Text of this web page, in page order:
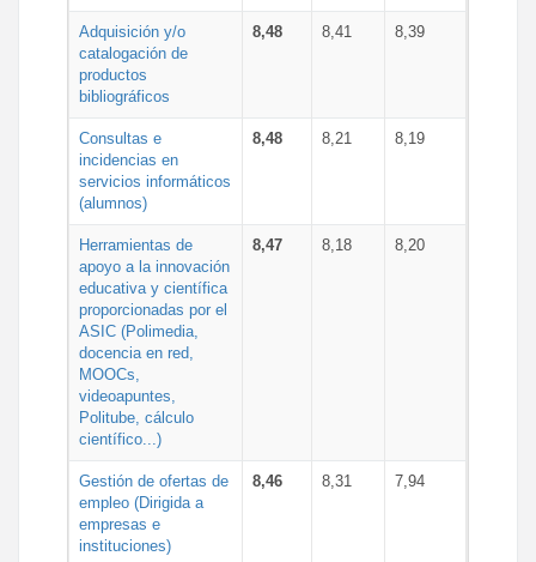
Adquisición y/o
catalogación de
productos
bibliográficos
8,48 8,41 8,39
Consultas e
incidencias en
servicios informáticos
(alumnos)
8,48 8,21 8,19
Herramientas de
apoyo a la innovación
educativa y científica
proporcionadas por el
ASIC (Polimedia,
docencia en red,
MOOCs,
videoapuntes,
Politube, cálculo
científico...)
8,47 8,18 8,20
Gestión de ofertas de
empleo (Dirigida a
empresas e
instituciones)
8,46 8,31 7,94